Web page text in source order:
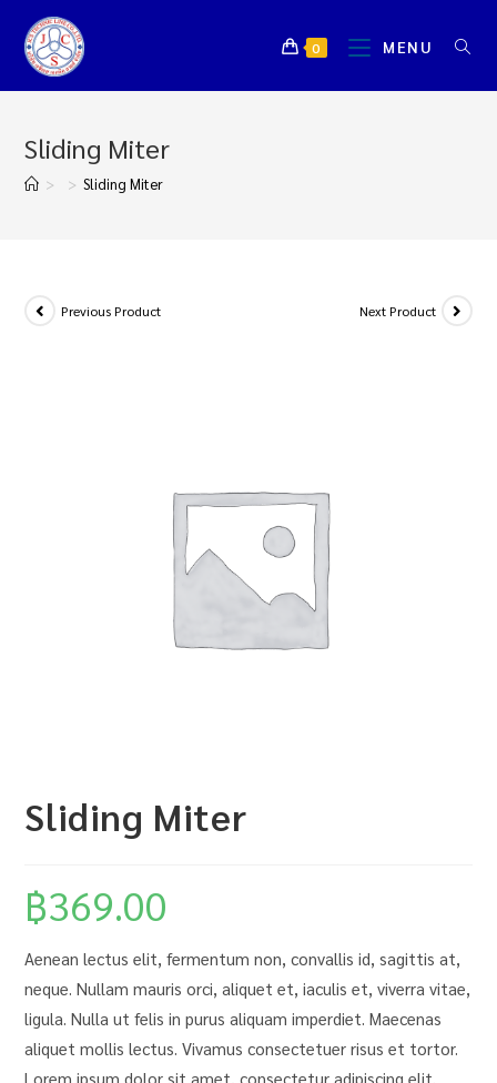
0 MENU
Sliding Miter
> > Sliding Miter
Previous Product Next Product
Sliding Miter
฿369.00
Aenean lectus elit, fermentum non, convallis id, sagittis at,
neque. Nullam mauris orci, aliquet et, iaculis et, viverra vitae,
ligula. Nulla ut felis in purus aliquam imperdiet. Maecenas
aliquet mollis lectus. Vivamus consectetuer risus et tortor.
Lorem ipsum dolor sit amet, consectetur adipiscing elit.